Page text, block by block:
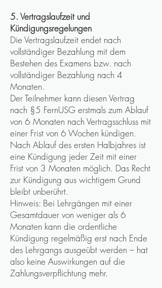
5. Vertragslaufzeit und
Kündigungsregelungen
Die Vertragslaufzeit endet nach
vollständiger Bezahlung mit dem
Bestehen des Examens bzw. nach
vollständiger Bezahlung nach 4
Monaten.
Der Teilnehmer kann diesen Vertrag
nach §5 FernUSG erstmals zum Ablauf
von 6 Monaten nach Vertragsschluss mit
einer Frist von 6 Wochen kündigen.
Nach Ablauf des ersten Halbjahres ist
eine Kündigung jeder Zeit mit einer
Frist von 3 Monaten möglich. Das Recht
zur Kündigung aus wichtigem Grund
bleibt unberührt.
Hinweis: Bei Lehrgängen mit einer
Gesamtdauer von weniger als 6
Monaten kann die ordentliche
Kündigung regelmäßig erst nach Ende
des Lehrgangs ausgeübt werden – hat
also keine Auswirkungen auf die
Zahlungsverpflichtung mehr.